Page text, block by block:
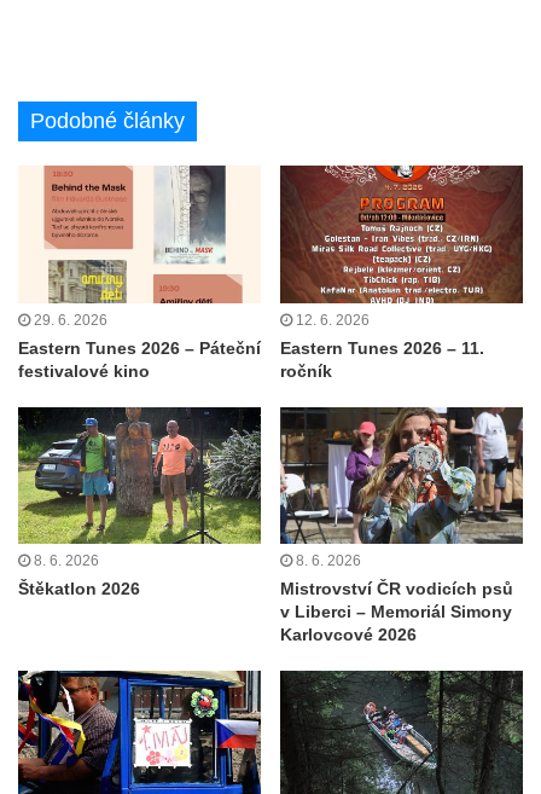
Podobné články
29. 6. 2026
Eastern Tunes 2026 – Páteční
festivalové kino
12. 6. 2026
Eastern Tunes 2026 – 11.
ročník
8. 6. 2026
Štěkatlon 2026
8. 6. 2026
Mistrovství ČR vodicích psů
v Liberci – Memoriál Simony
Karlovcové 2026